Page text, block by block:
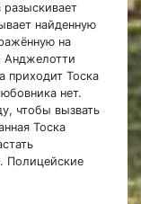
найденную
на
Анджелотти
приходит Тоска
нет.
чтобы вызвать
Тоска
Полицейские